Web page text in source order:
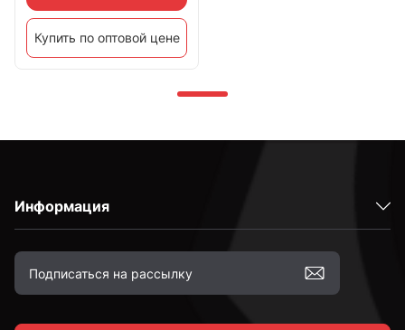
Купить по оптовой цене
Информация